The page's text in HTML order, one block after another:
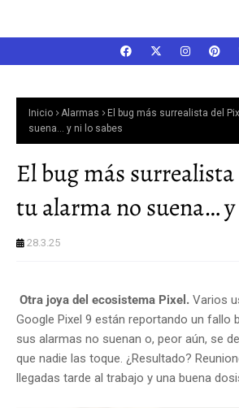
Inicio Alarmas
El bug más surrealista del
suena… y ni lo sabes
El bug más
tu alarma no suena… y
28.3.25
Otra joya del ecosistema Pixel. Varios
Google Pixel 9 están reportando un fallo
sus alarmas no suenan o, peor aún, se
que nadie las toque. ¿Resultado?
llegadas tarde al trabajo y una buena